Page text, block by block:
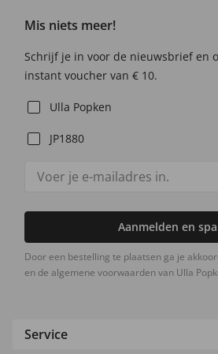
Mis niets meer!
Schrijf je in voor de nieuwsbrief en
instant voucher van € 10.
Ulla Popken
JP1880
Aanmelden en
Door een bestelling te plaatsen ga je
en de algemene voorwaarden van Ulla
Service